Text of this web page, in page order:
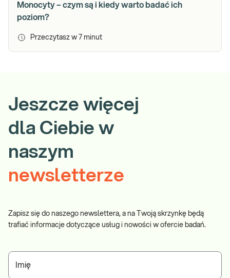
Monocyty – czym są i kiedy warto badać ich
poziom?
Przeczytasz w 7 minut
Jeszcze więcej
dla Ciebie w
naszym
newsletterze
Zapisz się do naszego newslettera, a na Twoją skrzynkę będą
trafiać informacje dotyczące usług i nowości w ofercie badań.
Imię